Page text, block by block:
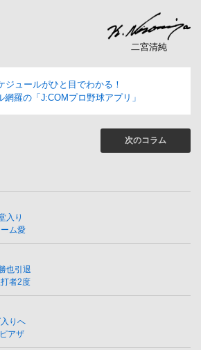
二宮清純
ジュールがひと目でわかる！
網羅の「J:COMプロ野球アプリ」
次のコラム
入り
ム愛
也引退
者2度
りへ
アザ